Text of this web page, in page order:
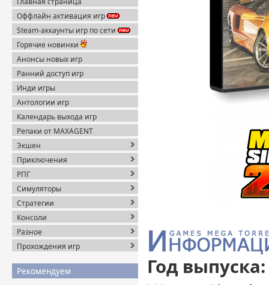
Оффлайн активация игр
Steam-аккаунты игр по сети
Горячие новинки
Анонсы новых игр
Ранний доступ игр
Инди игры
Антологии игр
Календарь выхода игр
Репаки от MAXAGENT
Экшен
Приключения
РПГ
Симуляторы
Стратегии
Консоли
Разное
Прохождения игр
Рекомендуем Год выпуска: